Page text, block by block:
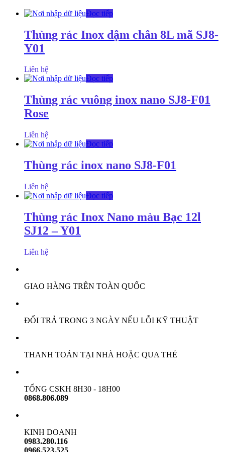
Đọc tiếp
Thùng rác Inox dậm chân 8L mã SJ8-
Y01
Liên hệ
Đọc tiếp
Thùng rác vuông inox nano SJ8-F01
Rose
Liên hệ
Đọc tiếp
Thùng rác inox nano SJ8-F01
Liên hệ
Đọc tiếp
Thùng rác Inox Nano màu Bạc 12l
SJ12 – Y01
Liên hệ
GIAO HÀNG TRÊN TOÀN QUỐC
ĐỔI TRẢ TRONG 3 NGÀY NẾU LỖI KỸ THUẬT
THANH TOÁN TẠI NHÀ HOẶC QUA THẺ
TỔNG CSKH 8H30 - 18H00
0868.806.089
KINH DOANH
0983.280.116
0966.523.525